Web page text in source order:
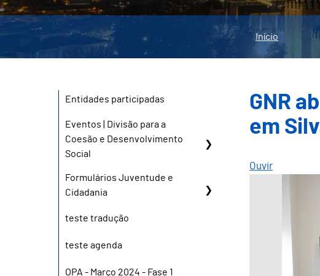
Início
Entidades participadas
Eventos | Divisão para a
Coesão e Desenvolvimento
Social
Formulários Juventude e
Cidadania
teste tradução
teste agenda
OPA - Março 2024 - Fase 1
GNR
em
Ouvir